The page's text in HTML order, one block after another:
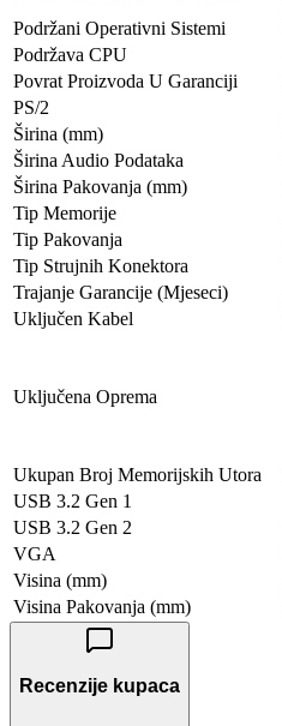
Podržani Operativni Sistemi
Podržava CPU
Povrat Proizvoda U Garanciji
PS/2
Širina (mm)
Širina Audio Podataka
Širina Pakovanja (mm)
Tip Memorije
Tip Pakovanja
Tip Strujnih Konektora
Trajanje Garancije (Mjeseci)
Uključen Kabel
Uključena Oprema
Ukupan Broj Memorijskih Utorа
USB 3.2 Gen 1
USB 3.2 Gen 2
VGA
Visina (mm)
Visina Pakovanja (mm)
Recenzije kupaca